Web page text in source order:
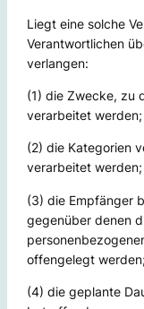
Liegt eine solche
Verantwortlichen
verlangen:
(1) die Zwecke, zu
verarbeitet werden;
(2) die Kategorien
verarbeitet werden;
(3) die Empfänger
gegenüber denen
offengelegt werden;
(4) die geplante